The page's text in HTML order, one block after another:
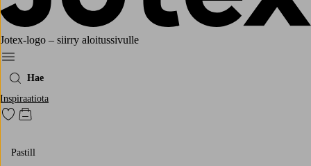
Jotex-logo – siirry aloitussivulle
Menu
Hae
Inspiraatiota
Siirry merkittyihin suosikkituotteisiin
Siirry ostoskoriin
Pastill